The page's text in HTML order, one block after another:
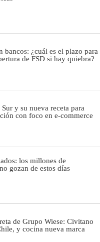
bancos: ¿cuál es el plazo para
de FSD si hay quiebra?
y su nueva receta para
con foco en e-commerce
los millones de
gozan de estos días
de Grupo Wiese: Civitano
y cocina nueva marca